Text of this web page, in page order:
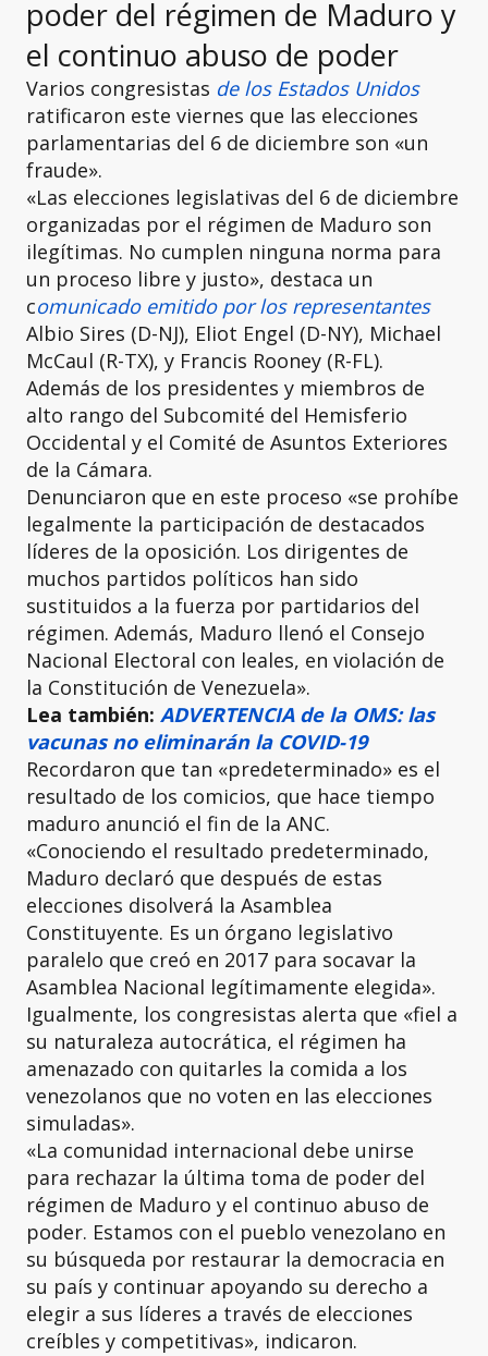
poder del régimen de Maduro y
el continuo abuso de poder
Varios congresistas de los Estados Unidos
ratificaron este viernes que las elecciones
parlamentarias del 6 de diciembre son «un
fraude».
«Las elecciones legislativas del 6 de diciembre
organizadas por el régimen de Maduro son
ilegítimas. No cumplen ninguna norma para
un proceso libre y justo», destaca un
comunicado emitido por los representantes
Albio Sires (D-NJ), Eliot Engel (D-NY), Michael
McCaul (R-TX), y Francis Rooney (R-FL).
Además de los presidentes y miembros de
alto rango del Subcomité del Hemisferio
Occidental y el Comité de Asuntos Exteriores
de la Cámara.
Denunciaron que en este proceso «se prohíbe
legalmente la participación de destacados
líderes de la oposición. Los dirigentes de
muchos partidos políticos han sido
sustituidos a la fuerza por partidarios del
régimen. Además, Maduro llenó el Consejo
Nacional Electoral con leales, en violación de
la Constitución de Venezuela».
Lea también: ADVERTENCIA de la OMS: las
vacunas no eliminarán la COVID-19
Recordaron que tan «predeterminado» es el
resultado de los comicios, que hace tiempo
maduro anunció el fin de la ANC.
«Conociendo el resultado predeterminado,
Maduro declaró que después de estas
elecciones disolverá la Asamblea
Constituyente. Es un órgano legislativo
paralelo que creó en 2017 para socavar la
Asamblea Nacional legítimamente elegida».
Igualmente, los congresistas alerta que «fiel a
su naturaleza autocrática, el régimen ha
amenazado con quitarles la comida a los
venezolanos que no voten en las elecciones
simuladas».
«La comunidad internacional debe unirse
para rechazar la última toma de poder del
régimen de Maduro y el continuo abuso de
poder. Estamos con el pueblo venezolano en
su búsqueda por restaurar la democracia en
su país y continuar apoyando su derecho a
elegir a sus líderes a través de elecciones
creíbles y competitivas», indicaron.